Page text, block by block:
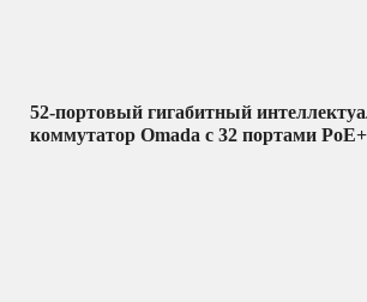
52-портовый гигабитный
коммутатор Omada с 32 портами PoE+